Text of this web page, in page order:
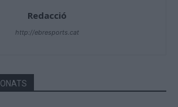
Redacció
http://ebresports.cat